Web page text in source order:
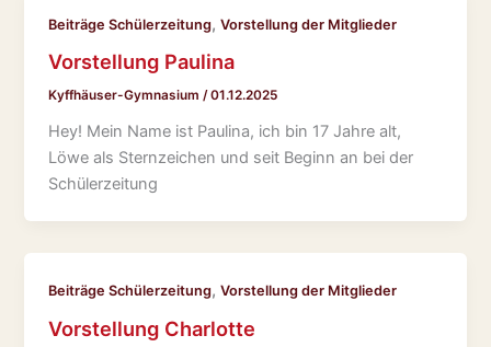
Beiträge Schülerzeitung,Vorstellung der Mitglieder
Vorstellung Paulina
Kyffhäuser-Gymnasium/01.12.2025
Hey! Mein Name ist Paulina, ich bin 17 Jahre alt,
Löwe als Sternzeichen und seit Beginn an bei der
Schülerzeitung
Beiträge Schülerzeitung,Vorstellung der Mitglieder
Vorstellung Charlotte